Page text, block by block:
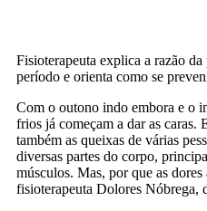
Fisioterapeuta explica a razão da
período e orienta como se
Com o outono indo embora e o
frios já começam a dar as caras.
também as queixas de várias
diversas partes do corpo,
músculos. Mas, por que as
fisioterapeuta Dolores Nóbrega,